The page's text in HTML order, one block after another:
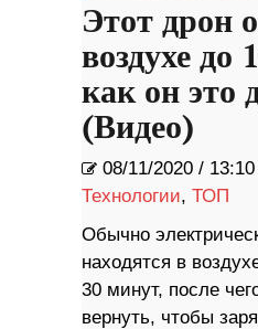
Этот дрон
воздухе до
как он это
(Видео)
08/11/2020 /
Технологии, ТОП
Обычно
находятся в
30 минут, после
вернуть, чтобы